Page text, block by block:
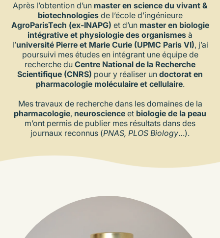
Après l’obtention d’un master en science du vivant &
biotechnologiesde l’école d’ingénieure
AgroParisTech (ex-INAPG) et d’un master en biologie
intégrative et physiologie des organismes à
l’université Pierre et Marie Curie (UPMC Paris VI), j’ai
poursuivi mes études en intégrant une équipe de
recherche du Centre National de la Recherche
Scientifique (CNRS) pour y réaliser un doctorat en
pharmacologie moléculaire et cellulaire.
Mes travaux de recherche dans les domaines de la
pharmacologie, neuroscience et biologie de la peau
m’ont permis de publier mes résultats dans des
journaux reconnus (PNAS, PLOS Biology…).